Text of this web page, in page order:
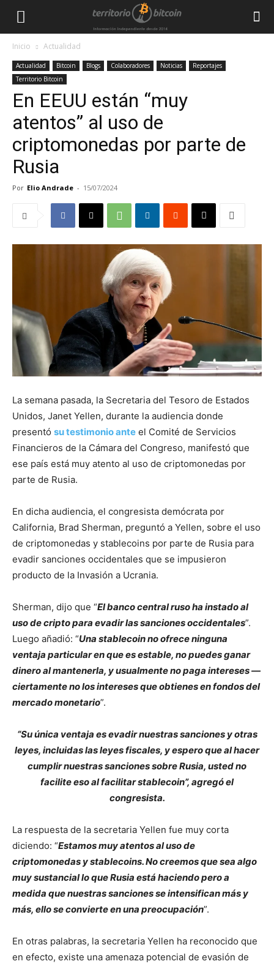
Inicio Actualidad
Actualidad Bitcoin Blogs Colaboradores Noticias
Reportajes
Territorio Bitcoin
En EEUU están “muy
atentos” al uso de
criptomonedas por parte de
Rusia
Por Elio Andrade - 15/07/2024
La semana pasada, la Secretaria del Tesoro de Estados
Unidos, Janet Yellen, durante la audiencia donde
presentó su testimonio ante el Comité de Servicios
Financieros de la Cámara del Congreso, manifestó que
ese país está muy atento al uso de criptomonedas por
parte de Rusia.
En dicha audiencia, el congresista demócrata por
California, Brad Sherman, preguntó a Yellen, sobre el uso
de criptomonedas y stablecoins por parte de Rusia para
evadir sanciones occidentales que se impusieron
producto de la Invasión a Ucrania.
Sherman, dijo que “El banco central ruso ha instado al
uso de cripto para evadir las sanciones occidentales”.
Luego añadió: “Una stablecoin no ofrece ninguna
ventaja particular en que es estable, no puedes ganar
dinero al mantenerla, y usualmente no paga intereses —
ciertamente no los intereses que obtienes en fondos del
mercado monetario”.
“Su única ventaja es evadir nuestras sanciones y otras
leyes, incluidas las leyes fiscales, y espero que al hacer
cumplir nuestras sanciones sobre Rusia, usted no
facilite eso al facilitar stablecoin”, agregó el
congresista.
La respuesta de la secretaria Yellen fue muy corta
diciendo: “Estamos muy atentos al uso de
criptomonedas y stablecoins. No creemos que sea algo
muy sustancial lo que Rusia está haciendo pero a
medida que nuestras sanciones se intensifican más y
más, ello se convierte en una preocupación”.
En otras palabras, la secretaria Yellen ha reconocido que
en efecto, existe una amenaza potencial de evasión de